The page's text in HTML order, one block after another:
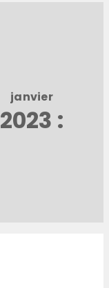
janvier
2023 :